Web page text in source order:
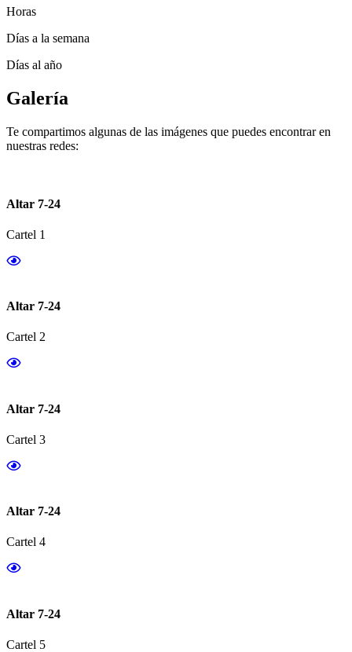
Horas
Días a la semana
Días al año
Galería
Te compartimos algunas de las imágenes que puedes encontrar en
nuestras redes:
Altar 7-24
Cartel 1
Altar 7-24
Cartel 2
Altar 7-24
Cartel 3
Altar 7-24
Cartel 4
Altar 7-24
Cartel 5